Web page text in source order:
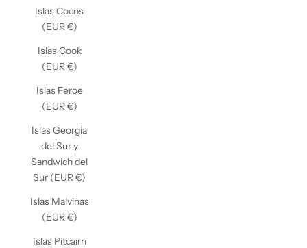
Islas Cocos
(EUR €)
Islas Cook
(EUR €)
Islas Feroe
(EUR €)
Islas Georgia
del Sur y
Sandwich del
Sur (EUR €)
Islas Malvinas
(EUR €)
Islas Pitcairn